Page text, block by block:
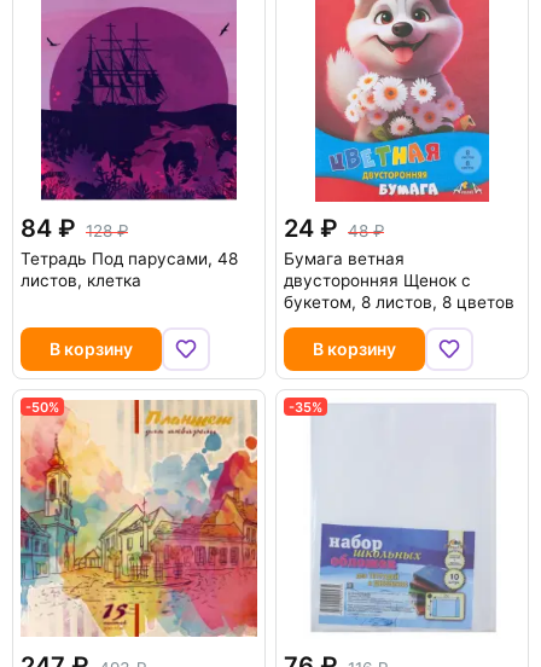
84
128
Тетрадь Под парусами, 48
листов, клетка
В корзину
24
48
Бумага ветная
двусторонняя Щенок с
букетом, 8 листов, 8 цветов
В корзину
-50% -35%